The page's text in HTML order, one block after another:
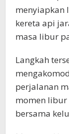
menyiapkan
kereta api
masa libur
Langkah
perjalanan
momen
bersama